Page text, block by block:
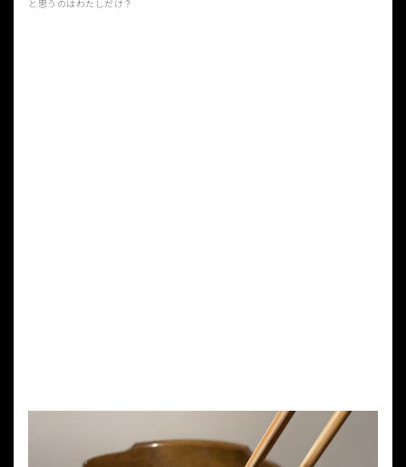
と思うのはわたしだけ？